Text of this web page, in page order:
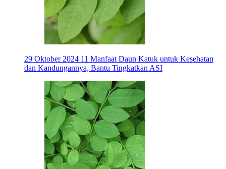
29 Oktober 2024 11 Manfaat Daun Katuk untuk Kesehatan
dan Kandungannya, Bantu Tingkatkan ASI